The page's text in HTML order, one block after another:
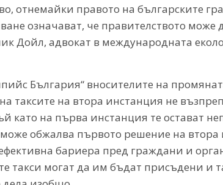
отнемайки правото на българските
означават, че правителството
Дойл, адвокат в международната
България“ вносителите на
таксите на втора инстанция не
като на първа инстанция те остават
обжалва първото решение на втора
бариера пред граждани и
такси могат да им бъдат присъдени и